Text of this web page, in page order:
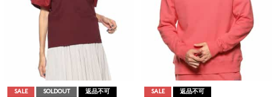
SALE SOLDOUT 返品不可 SALE 返品不可